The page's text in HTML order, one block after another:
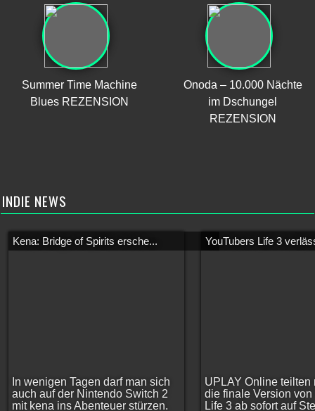
Summer Time Machine
Blues REZENSION
Onoda – 10.000 Nächte
im Dschungel
REZENSION
INDIE NEWS
Kena: Bridge of Spirits ersche...
In wenigen Tagen darf man sich
auch auf der Nintendo Switch 2
mit kena ins Abenteuer stürzen.
YouTubers Life 3
UPLAY Online teilten
die finale Version von
Life 3 ab sofort auf